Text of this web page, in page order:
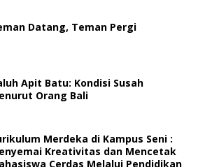
Datang, Teman Pergi
Apit Batu: Kondisi Susah
Orang Bali
Merdeka di Kampus Seni :
Kreativitas dan Mencetak
Cerdas Melalui Pendidikan